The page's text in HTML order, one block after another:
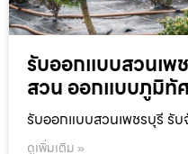
รับออกแบบสวนเพ
สวน ออกแบบภูมิทั
รับออกแบบสวนเพชรบุรี รั
ดูเพิ่มเติม »